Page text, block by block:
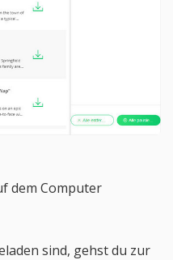
dem Computer
sind, gehst du zur